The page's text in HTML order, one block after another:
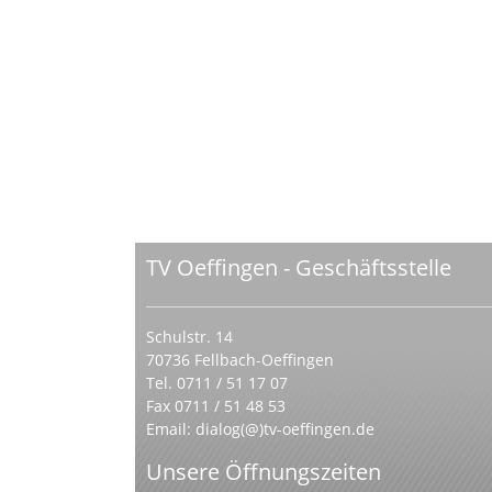
TV Oeffingen - Geschäftsstelle
Schulstr. 14
70736 Fellbach-Oeffingen
Tel. 0711 / 51 17 07
Fax 0711 / 51 48 53
Email: dialog(@)tv-oeffingen.de
Unsere Öffnungszeiten